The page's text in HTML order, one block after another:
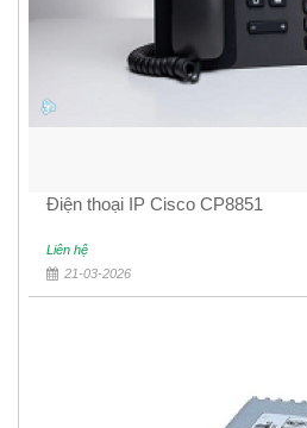
Điện thoại IP Cisco CP8851
Liên hệ
21-03-2026